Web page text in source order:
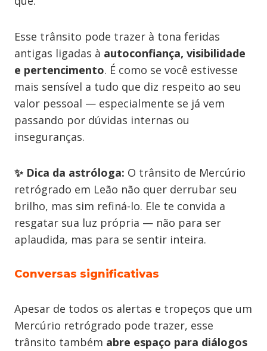
Esse trânsito pode trazer à tona feridas
antigas ligadas à autoconfiança, visibilidade
e pertencimento. É como se você estivesse
mais sensível a tudo que diz respeito ao seu
valor pessoal — especialmente se já vem
passando por dúvidas internas ou
inseguranças.
✨ Dica da astróloga: O trânsito de Mercúrio
retrógrado em Leão não quer derrubar seu
brilho, mas sim refiná-lo. Ele te convida a
resgatar sua luz própria — não para ser
aplaudida, mas para se sentir inteira.
Conversas significativas
Apesar de todos os alertas e tropeços que um
Mercúrio retrógrado pode trazer, esse
trânsito também abre espaço para diálogos